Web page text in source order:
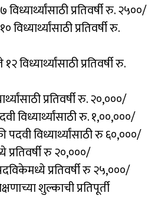
विध्यार्थ्यांसाठी प्रतिवर्षी रु. २५००/
विध्यार्थ्यांसाठी प्रतिवर्षी रु.
विध्यार्थ्यांसाठी प्रतिवर्षी रु.
प्रतिवर्षी रु. २०,०००/
विध्यार्थ्यांसाठी रु. १,००,०००/
पदवी विध्यार्थ्यांसाठी रु ६०,०००/
रु २०,०००/
प्रतिवर्षी रु २५,०००/
शुल्काची प्रतिपूर्ती